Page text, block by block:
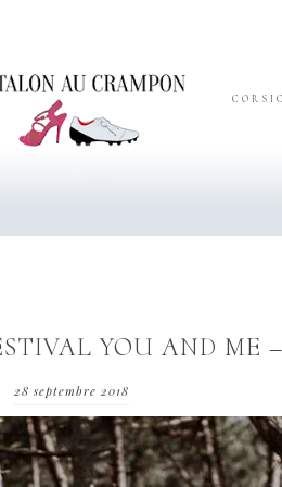
YOU AND ME
28 septembre 2018